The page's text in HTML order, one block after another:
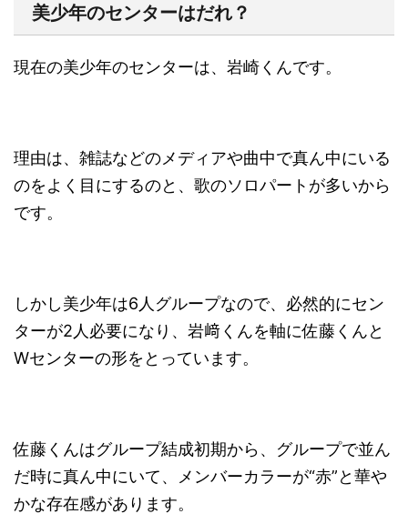
美少年のセンターはだれ？
現在の美少年のセンターは、岩崎くんです。
理由は、雑誌などのメディアや曲中で真ん中にいる
のをよく目にするのと、歌のソロパートが多いから
です。
しかし美少年は6人グループなので、必然的にセン
ターが2人必要になり、岩﨑くんを軸に佐藤くんと
Wセンターの形をとっています。
佐藤くんはグループ結成初期から、グループで並ん
だ時に真ん中にいて、メンバーカラーが“赤”と華や
かな存在感があります。